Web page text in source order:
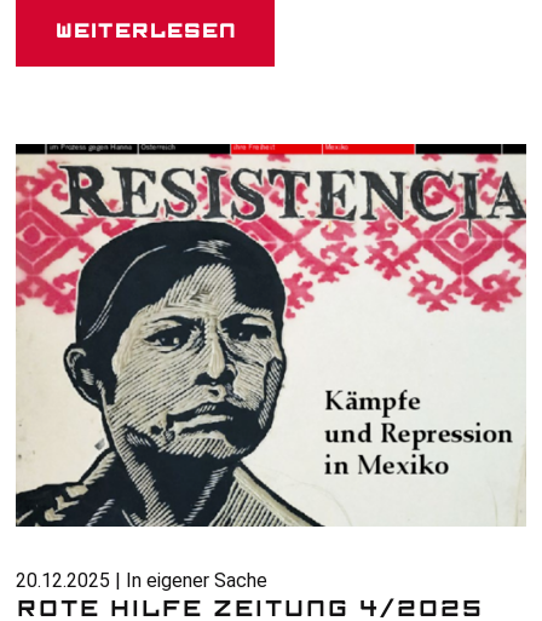
Weiterlesen
20.12.2025 | In eigener Sache
ROTE HILFE ZEITUNG 4/2025